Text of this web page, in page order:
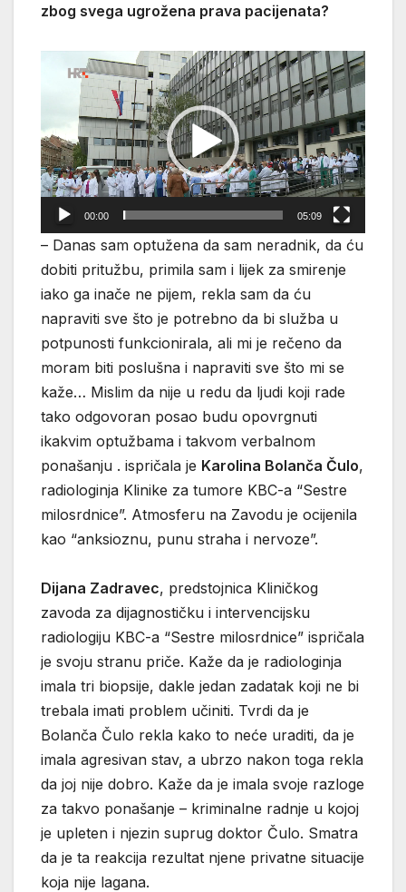
zbog svega ugrožena prava pacijenata?
Reproduktor
videozapisa
00:00 05:09
– Danas sam optužena da sam neradnik, da ću
dobiti pritužbu, primila sam i lijek za smirenje
iako ga inače ne pijem, rekla sam da ću
napraviti sve što je potrebno da bi služba u
potpunosti funkcionirala, ali mi je rečeno da
moram biti poslušna i napraviti sve što mi se
kaže… Mislim da nije u redu da ljudi koji rade
tako odgovoran posao budu opovrgnuti
ikakvim optužbama i takvom verbalnom
ponašanju . ispričala je Karolina Bolanča Čulo,
radiologinja Klinike za tumore KBC-a “Sestre
milosrdnice”. Atmosferu na Zavodu je ocijenila
kao “anksioznu, punu straha i nervoze”.
Dijana Zadravec, predstojnica Kliničkog
zavoda za dijagnostičku i intervencijsku
radiologiju KBC-a “Sestre milosrdnice” ispričala
je svoju stranu priče. Kaže da je radiologinja
imala tri biopsije, dakle jedan zadatak koji ne bi
trebala imati problem učiniti. Tvrdi da je
Bolanča Čulo rekla kako to neće uraditi, da je
imala agresivan stav, a ubrzo nakon toga rekla
da joj nije dobro. Kaže da je imala svoje razloge
za takvo ponašanje – kriminalne radnje u kojoj
je upleten i njezin suprug doktor Čulo. Smatra
da je ta reakcija rezultat njene privatne situacije
koja nije lagana.